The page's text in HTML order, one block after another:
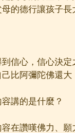
的德行讓孩子
信心，信心決
比阿彌陀佛還
講的是什麼？
在讚嘆佛力、願